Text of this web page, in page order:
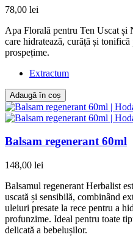
78,00 lei
Apa Florală pentru Ten Uscat
care hidratează, curăță și
prospețime.
Extractum
Adaugă în coș
Balsam regenerant 60ml
148,00 lei
Balsamul regenerant Herbalist
uscată și sensibilă, combinând
uleiuri presate la rece pentru a
profunzime. Ideal pentru toate
delicată a bebelușilor.